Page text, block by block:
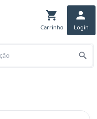
Carrinho Login